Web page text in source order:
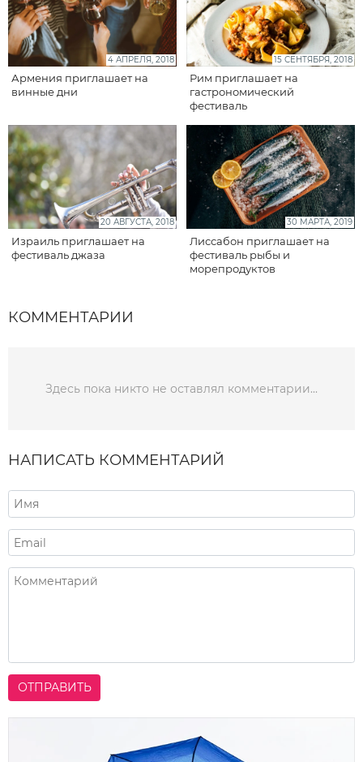
4 АПРЕЛЯ, 2018
Армения приглашает на
винные дни
15 СЕНТЯБРЯ, 2018
Рим приглашает на
гастрономический
фестиваль
20 АВГУСТА, 2018
Израиль приглашает на
фестиваль джаза
30 МАРТА, 2019
Лиссабон приглашает на
фестиваль рыбы и
морепродуктов
КОММЕНТАРИИ
Здесь пока никто не оставлял комментарии...
НАПИСАТЬ КОММЕНТАРИЙ
ОТПРАВИТЬ